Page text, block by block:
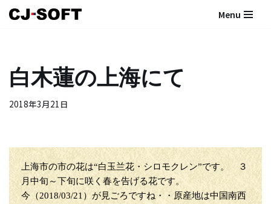
ン
ツ
へ
ッ
Menu
白木蓮の上海にて
2018年3月21日
上海市の市の花は“白玉兰花・シロモクレン”です。 ３
月中旬～下旬に咲く春を告げる花です。
今（2018/03/21）が見ごろですね・・原産地は中国南西